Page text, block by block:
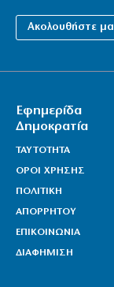
Ακολουθήστε
Εφημερίδα
Δημοκρατία
ΤΑΥΤΟΤΗΤΑ
ΟΡΟΙ ΧΡΗΣΗΣ
ΠΟΛΙΤΙΚΗ
ΑΠΟΡΡΗΤΟΥ
ΕΠΙΚΟΙΝΩΝΙΑ
ΔΙΑΦΗΜΙΣΗ